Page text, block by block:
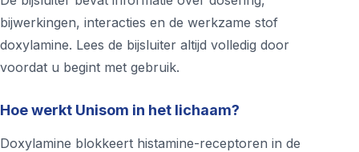
bijwerkingen, interacties en de werkzame stof
doxylamine. Lees de bijsluiter altijd volledig door
voordat u begint met gebruik.
Hoe werkt Unisom in het lichaam?
Doxylamine blokkeert histamine-receptoren in de